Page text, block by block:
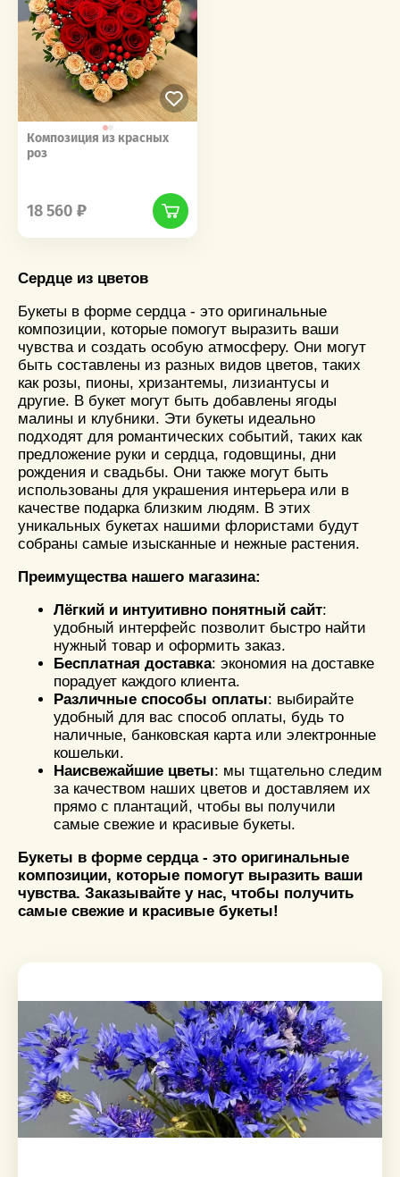
Композиция из красных
роз
18 560
Сердце из цветов
Букеты в форме сердца - это оригинальные
композиции, которые помогут выразить ваши
чувства и создать особую атмосферу. Они могут
быть составлены из разных видов цветов, таких
как розы, пионы, хризантемы, лизиантусы и
другие. В букет могут быть добавлены ягоды
малины и клубники. Эти букеты идеально
подходят для романтических событий, таких как
предложение руки и сердца, годовщины, дни
рождения и свадьбы. Они также могут быть
использованы для украшения интерьера или в
качестве подарка близким людям. В этих
уникальных букетах нашими флористами будут
собраны самые изысканные и нежные растения.
Преимущества нашего магазина:
Лёгкий и интуитивно понятный сайт:
удобный интерфейс позволит быстро найти
нужный товар и оформить заказ.
Бесплатная доставка: экономия на доставке
порадует каждого клиента.
Различные способы оплаты: выбирайте
удобный для вас способ оплаты, будь то
наличные, банковская карта или электронные
кошельки.
Наисвежайшие цветы: мы тщательно следим
за качеством наших цветов и доставляем их
прямо с плантаций, чтобы вы получили
самые свежие и красивые букеты.
Букеты в форме сердца - это оригинальные
композиции, которые помогут выразить ваши
чувства. Заказывайте у нас, чтобы получить
самые свежие и красивые букеты!